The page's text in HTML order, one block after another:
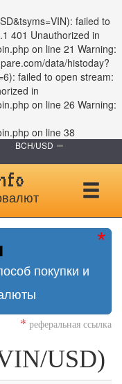
failed to
401 Unauthorized in
on line 21 Warning:
data/histoday?
failed to open stream:
in
on line 26 Warning:
on line 38
BCH/USD
покупки и
* реферальная ссылка
USD)